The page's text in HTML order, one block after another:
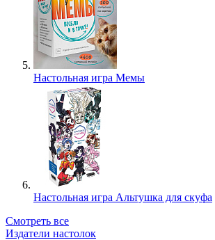
Настольная игра Мемы
Настольная игра Альтушка для скуфа
Смотреть все
Издатели настолок